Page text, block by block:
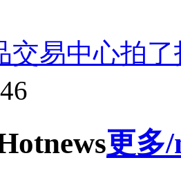
交易中心拍
news更多